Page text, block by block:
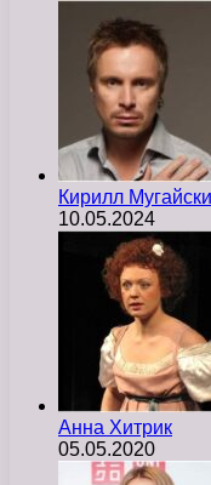
Кирилл
10.05.2024
Анна Хитрик
05.05.2020